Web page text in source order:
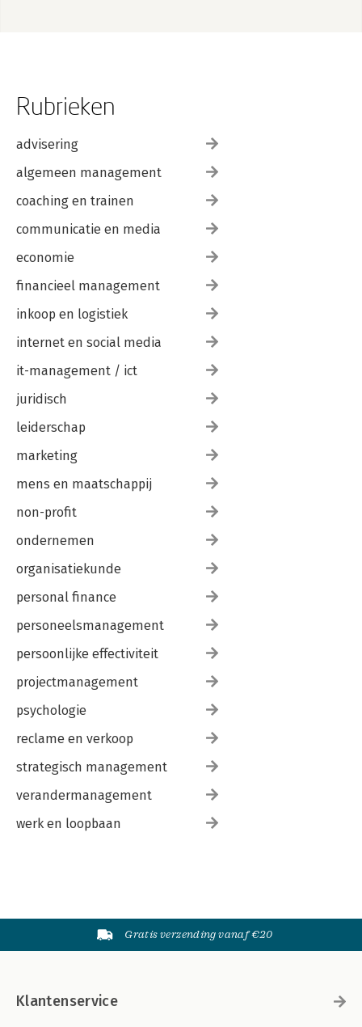
Rubrieken
advisering
algemeen management
coaching en trainen
communicatie en media
economie
financieel management
inkoop en logistiek
internet en social media
it-management / ict
juridisch
leiderschap
marketing
mens en maatschappij
non-profit
ondernemen
organisatiekunde
personal finance
personeelsmanagement
persoonlijke effectiviteit
projectmanagement
psychologie
reclame en verkoop
strategisch management
verandermanagement
werk en loopbaan
Gratis verzending vanaf €20
Klantenservice